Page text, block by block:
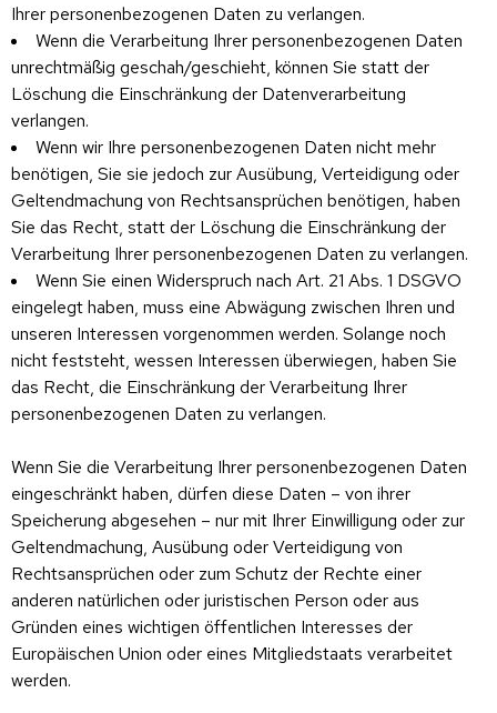
Ihrer personenbezogenen Daten zu verlangen.
Wenn die Verarbeitung Ihrer personenbezogenen Daten
unrechtmäßig geschah/geschieht, können Sie statt der
Löschung die Einschränkung der Datenverarbeitung
verlangen.
Wenn wir Ihre personenbezogenen Daten nicht mehr
benötigen, Sie sie jedoch zur Ausübung, Verteidigung oder
Geltendmachung von Rechtsansprüchen benötigen, haben
Sie das Recht, statt der Löschung die Einschränkung der
Verarbeitung Ihrer personenbezogenen Daten zu verlangen.
Wenn Sie einen Widerspruch nach Art. 21 Abs. 1 DSGVO
eingelegt haben, muss eine Abwägung zwischen Ihren und
unseren Interessen vorgenommen werden. Solange noch
nicht feststeht, wessen Interessen überwiegen, haben Sie
das Recht, die Einschränkung der Verarbeitung Ihrer
personenbezogenen Daten zu verlangen.
Wenn Sie die Verarbeitung Ihrer personenbezogenen Daten
eingeschränkt haben, dürfen diese Daten – von ihrer
Speicherung abgesehen – nur mit Ihrer Einwilligung oder zur
Geltendmachung, Ausübung oder Verteidigung von
Rechtsansprüchen oder zum Schutz der Rechte einer
anderen natürlichen oder juristischen Person oder aus
Gründen eines wichtigen öffentlichen Interesses der
Europäischen Union oder eines Mitgliedstaats verarbeitet
werden.